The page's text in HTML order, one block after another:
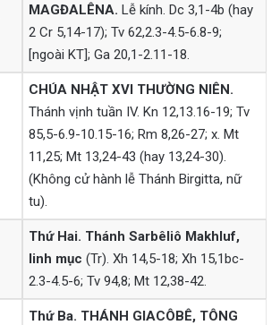
MAGĐALÊNA. Lễ kính. Dc 3,1-4b (hay
2 Cr 5,14-17); Tv 62,2.3-4.5-6.8-9;
[ngoài KT]; Ga 20,1-2.11-18.
CHÚA NHẬT XVI THƯỜNG NIÊN.
Thánh vịnh tuần IV. Kn 12,13.16-19; Tv
85,5-6.9-10.15-16; Rm 8,26-27; x. Mt
11,25; Mt 13,24-43 (hay 13,24-30).
(Không cử hành lễ Thánh Birgitta, nữ
tu).
Thứ Hai. Thánh Sarbêliô Makhluf,
linh mục (Tr). Xh 14,5-18; Xh 15,1bc-
2.3-4.5-6; Tv 94,8; Mt 12,38-42.
Thứ Ba. THÁNH GIACÔBÊ, TÔNG